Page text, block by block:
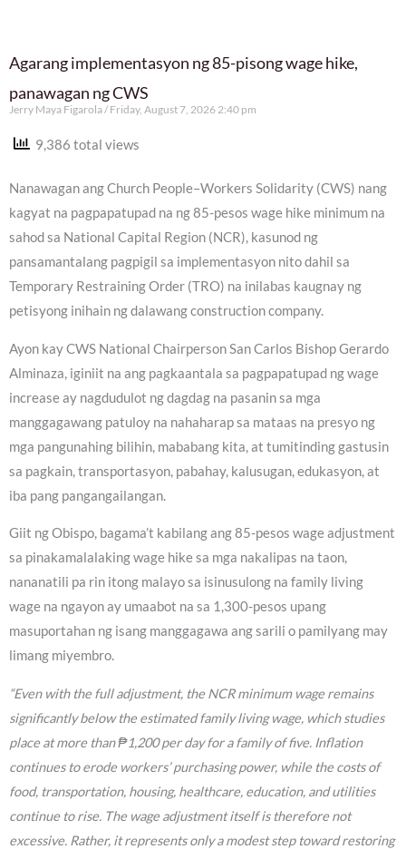
Agarang implementasyon ng 85-pisong wage hike,
panawagan ng CWS
Jerry Maya Figarola Friday, August 7, 2026 2:40 pm
9,386 total views
Nanawagan ang Church People–Workers Solidarity (CWS) nang
kagyat na pagpapatupad na ng 85-pesos wage hike minimum na
sahod sa National Capital Region (NCR), kasunod ng
pansamantalang pagpigil sa implementasyon nito dahil sa
Temporary Restraining Order (TRO) na inilabas kaugnay ng
petisyong inihain ng dalawang construction company.
Ayon kay CWS National Chairperson San Carlos Bishop Gerardo
Alminaza, iginiit na ang pagkaantala sa pagpapatupad ng wage
increase ay nagdudulot ng dagdag na pasanin sa mga
manggagawang patuloy na nahaharap sa mataas na presyo ng
mga pangunahing bilihin, mababang kita, at tumitinding gastusin
sa pagkain, transportasyon, pabahay, kalusugan, edukasyon, at
iba pang pangangailangan.
Giit ng Obispo, bagama’t kabilang ang 85-pesos wage adjustment
sa pinakamalalaking wage hike sa mga nakalipas na taon,
nananatili pa rin itong malayo sa isinusulong na family living
wage na ngayon ay umaabot na sa 1,300-pesos upang
masuportahan ng isang manggagawa ang sarili o pamilyang may
limang miyembro.
“Even with the full adjustment, the NCR minimum wage remains
significantly below the estimated family living wage, which studies
place at more than ₱1,200 per day for a family of five. Inflation
continues to erode workers’ purchasing power, while the costs of
food, transportation, housing, healthcare, education, and utilities
continue to rise. The wage adjustment itself is therefore not
excessive. Rather, it represents only a modest step toward restoring